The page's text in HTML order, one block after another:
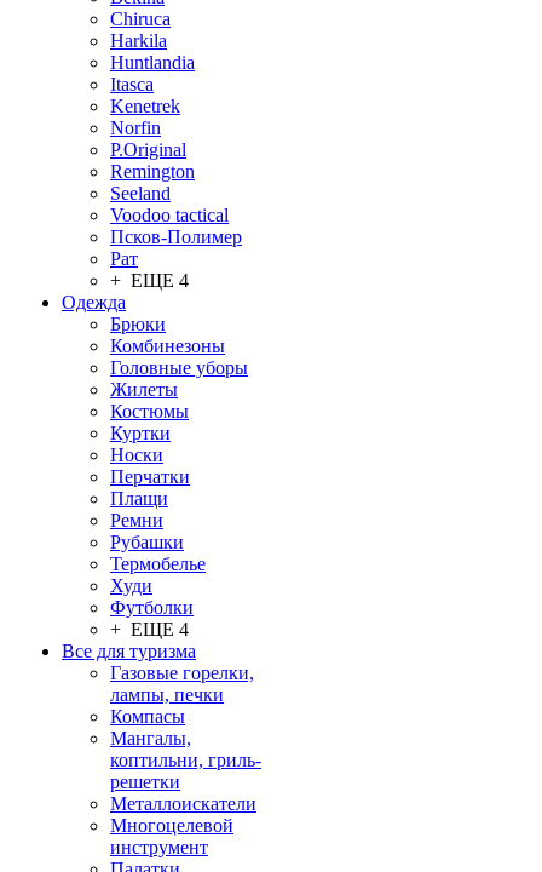
Chiruсa
Harkila
Huntlandia
Itasca
Kenetrek
Norfin
P.Original
Remington
Seeland
Voodoo tactical
Псков-Полимер
Рат
+ ЕЩЕ 4
Одежда
Брюки
Комбинезоны
Головные уборы
Жилеты
Костюмы
Куртки
Носки
Перчатки
Плащи
Ремни
Рубашки
Термобелье
Худи
Футболки
+ ЕЩЕ 4
Все для туризма
Газовые горелки,
лампы, печки
Компасы
Мангалы,
коптильни, гриль-
решетки
Металлоискатели
Многоцелевой
инструмент